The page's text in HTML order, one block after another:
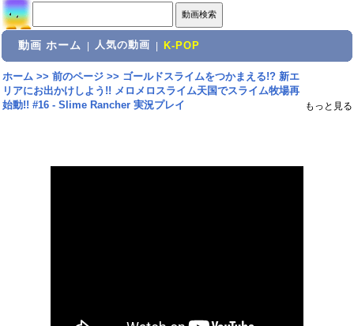
動画 ホーム 人気の動画 K-POP
ホーム>> 前のページ>> ゴールドスライムをつかまえる!? 新エ
リアにお出かけしよう!! メロメロスライム天国でスライム牧場再
始動!! #16 - Slime Rancher 実況プレイ
もっと見る